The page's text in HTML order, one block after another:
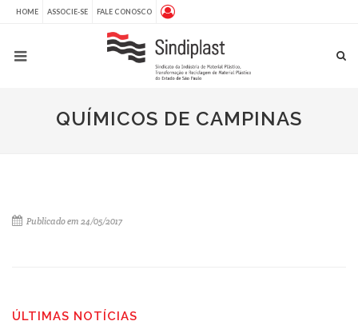
HOME ASSOCIE-SE FALE CONOSCO
QUÍMICOS DE CAMPINAS
Publicado em 24/05/2017
ÚLTIMAS NOTÍCIAS